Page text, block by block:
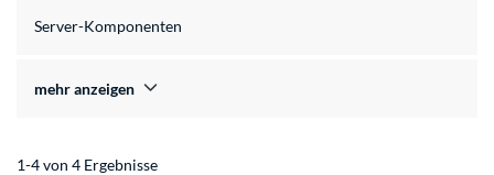
Server-Komponenten
mehr anzeigen
1-4 von 4 Ergebnisse